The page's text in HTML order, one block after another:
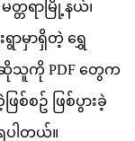
တရာမြို့နယ်၊
ရွာမှာရှိတဲ့ ရွှေ
ဆိုသူကို PDF တွေက
စဥ် ဖြစ်ပွားခဲ့
ါတယ်။